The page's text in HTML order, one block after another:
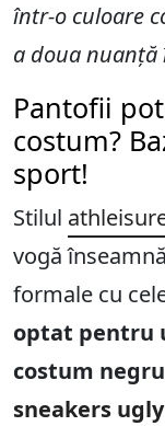
într-o culoare
a doua
Pantofii
costum?
sport!
Stilul
vogă
formale cu
optat pentru
costum
sneakers